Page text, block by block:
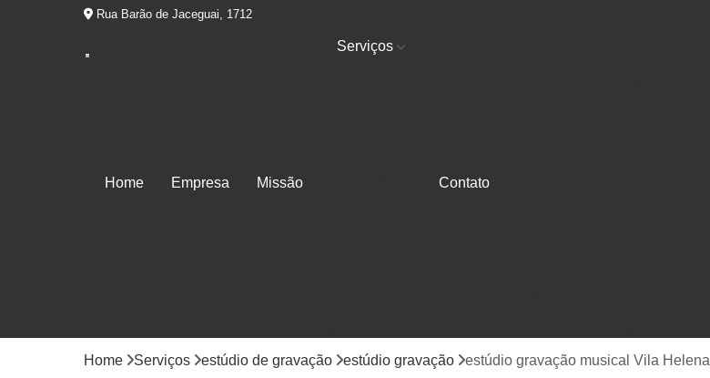
Rua Barão de Jaceguai, 1712
Home Empresa Missão
Serviços
Contato
Gravação de Cd em Estúdio
Home Serviços estúdio de gravação estúdio gravação estúdio gravação musical Vila Helena